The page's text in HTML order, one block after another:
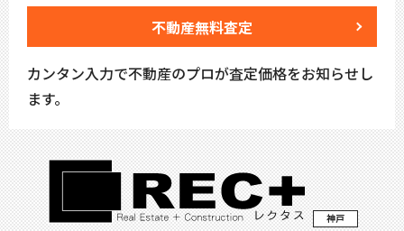
不動産無料査定
カンタン入力で不動産のプロが査定価格をお知らせし
ます。
神戸